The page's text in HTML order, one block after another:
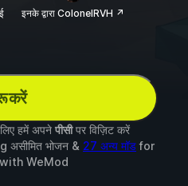
इनके द्वारा ColonelRVH ↗
करें
हमें अपने पीसीपर विज़िट करें
असीमित भोजन & 27 अन्य मॉडfor
with WeMod